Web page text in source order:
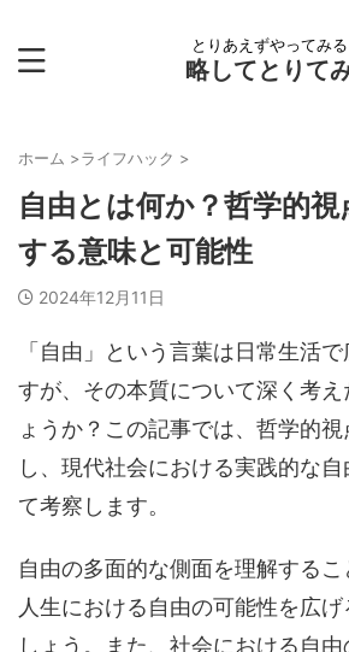
とりあえずやってみる
略してとりて
ホーム >ライフハック >
自由とは何か？哲学的視
する意味と可能性
2024年12月11日
「自由」という言葉は日常生活
すが、その本質について深く考え
ょうか？この記事では、哲学的
し、現代社会における実践的な
て考察します。
自由の多面的な側面を理解する
人生における自由の可能性を広
しょう。また、社会における自